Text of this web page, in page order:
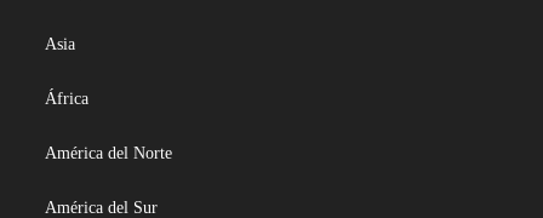
Asia
África
América del Norte
América del Sur